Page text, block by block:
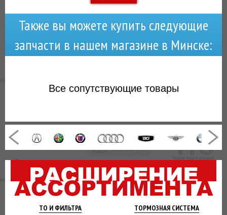
ТО И ФИЛЬТРА ТОРМОЗНАЯСИСТЕМА
Также вы можете купить следующие
запчасти в нашем магазине в Минске:
Все сопутствующие товары